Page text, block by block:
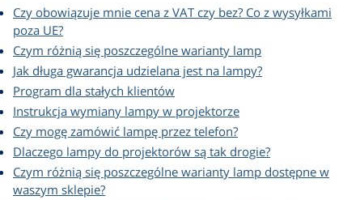
Czy obowiązuje mnie cena z VAT czy bez? Co z wysyłkami
poza UE?
Czym różnią się poszczególne warianty lamp
Jak długa gwarancja udzielana jest na lampy?
Program dla stałych klientów
Instrukcja wymiany lampy w projektorze
Czy mogę zamówić lampę przez telefon?
Dlaczego lampy do projektorów są tak drogie?
Czym różnią się poszczególne warianty lamp dostępne w
waszym sklepie?